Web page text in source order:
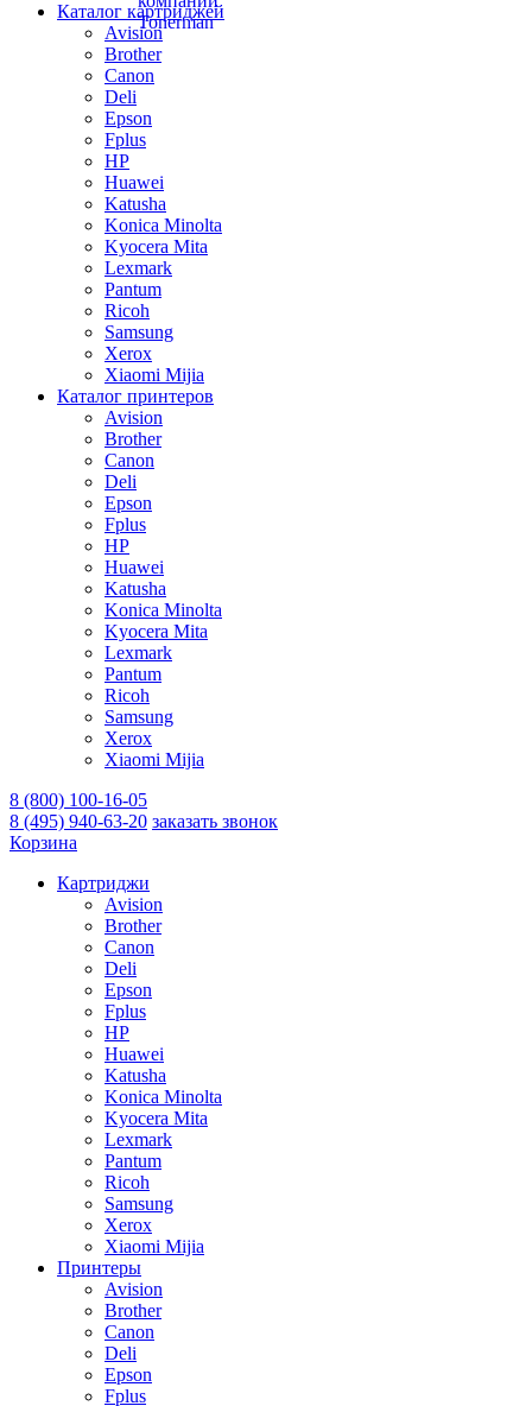
Каталог картриджей
Avision
Brother
Canon
Deli
Epson
Fplus
HP
Huawei
Katusha
Konica Minolta
Kyocera Mita
Lexmark
Pantum
Ricoh
Samsung
Xerox
Xiaomi Mijia
Каталог принтеров
Avision
Brother
Canon
Deli
Epson
Fplus
HP
Huawei
Katusha
Konica Minolta
Kyocera Mita
Lexmark
Pantum
Ricoh
Samsung
Xerox
Xiaomi Mijia
8 (800) 100-16-05
8 (495) 940-63-20 заказать звонок
Корзина
Картриджи
Avision
Brother
Canon
Deli
Epson
Fplus
HP
Huawei
Katusha
Konica Minolta
Kyocera Mita
Lexmark
Pantum
Ricoh
Samsung
Xerox
Xiaomi Mijia
Принтеры
Avision
Brother
Canon
Deli
Epson
Fplus